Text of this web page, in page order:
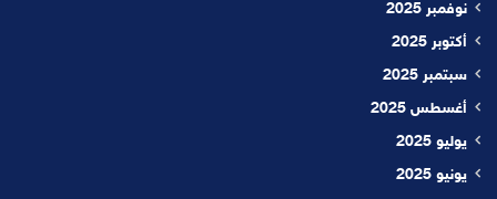
نوفمبر 2025
أكتوبر 2025
سبتمبر 2025
أغسطس 2025
يوليو 2025
يونيو 2025